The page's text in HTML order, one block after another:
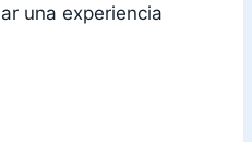
una experiencia